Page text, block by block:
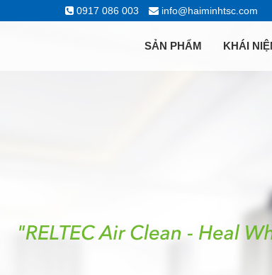
!-- Facebook Pixel Code -->
0917 086 003 info@haiminhtsc.com
SẢN PHẨM KHÁI